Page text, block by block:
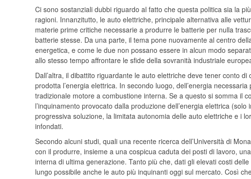
Ci sono sostanziali dubbi riguardo al fatto che questa politica sia la
ragioni. Innanzitutto, le auto elettriche, principale alternativa alle
materie prime critiche necessarie a produrre le batterie per nulla
batterie stesse. Da una parte, il tema pone nuovamente al centro
energetica, e come le due non possano essere in alcun modo
allo stesso tempo affrontare le sfide della sovranità industriale
Dall’altra, il dibattito riguardante le auto elettriche deve tener conto
prodotta l’energia elettrica. In secondo luogo, dell’energia
tradizionale motore a combustione interna. Se a questo si somma il
l’inquinamento provocato dalla produzione dell’energia elettrica
progressiva soluzione, la limitata autonomia delle auto elettriche e i
infondati.
Secondo alcuni studi, quali una recente ricerca dell’Università di
con il produrre, insieme a una cospicua caduta dei posti di lavoro,
interna di ultima generazione. Tanto più che, dati gli elevati costi
lungo possibile anche le auto più inquinanti oggi sul mercato. Così